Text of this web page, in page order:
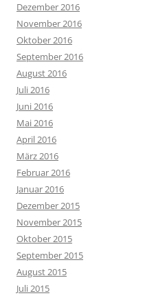
Dezember 2016
November 2016
Oktober 2016
September 2016
August 2016
Juli 2016
Juni 2016
Mai 2016
April 2016
März 2016
Februar 2016
Januar 2016
Dezember 2015
November 2015
Oktober 2015
September 2015
August 2015
Juli 2015